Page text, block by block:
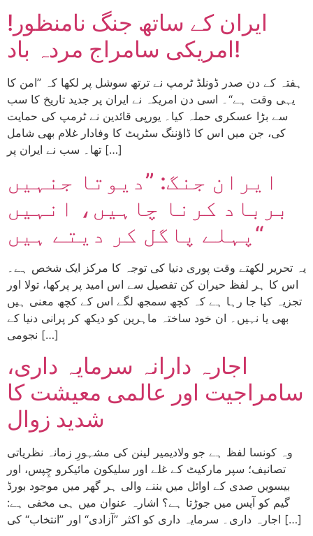
ایران کے ساتھ جنگ نامنظور!
امریکی سامراج مردہ باد!
ہفتہ کے دن صدر ڈونلڈ ٹرمپ نے ترتھ سوشل پر لکھا کہ ”امن کا
یہی وقت ہے“۔ اسی دن امریکہ نے ایران پر جدید تاریخ کا سب
سے بڑا عسکری حملہ کیا۔ یورپی قائدین نے ٹرمپ کی حمایت
کی، جن میں اس کا ڈاؤننگ سٹریٹ کا وفادار غلام بھی شامل
تھا۔ سب نے ایران پر […]
ایران جنگ: ”دیوتا جنہیں
برباد کرنا چاہیں، انہیں
پہلے پاگل کر دیتے ہیں“
یہ تحریر لکھتے وقت پوری دنیا کی توجہ کا مرکز ایک شخص ہے۔
اس کا ہر لفظ حیران کن تفصیل سے اس امید پر پرکھا، تولا اور
تجزیہ کیا جا رہا ہے کہ کچھ سمجھ لگے اس کے کچھ معنی ہیں
بھی یا نہیں۔ ان خود ساختہ ماہرین کو دیکھ کر پرانی دنیا کے
نجومی […]
اجارہ دارانہ سرمایہ داری،
سامراجیت اور عالمی معیشت کا
شدید زوال
وہ کونسا لفظ ہے جو ولادیمیر لینن کی مشہورِ زمانہ نظریاتی
تصانیف؛ سپر مارکیٹ کے غلے اور سلیکون مائیکرو چِپس، اور
بیسویں صدی کے اوائل میں بننے والی ہر گھر میں موجود بورڈ
گیم کو آپس میں جوڑتا ہے؟ اشارہ عنوان میں ہی مخفی ہے:
اجارہ داری۔ سرمایہ داری کو اکثر ”آزادی“ اور ”انتخاب“ کی […]